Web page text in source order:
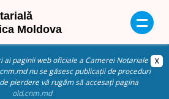
paginii web oficiale a Camerei Notariale
nu se găsesc publicații de proceduri
pierdere vă rugăm să accesați pagina
old.cnm.md